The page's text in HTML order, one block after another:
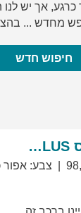
אך יש לנו
מחדש ...
חיפוש חדש
LT PLUS
צבע: אפור